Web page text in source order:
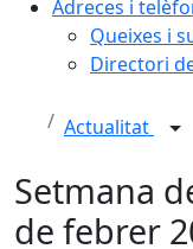
Adreces i
Queixes i
Directori
Actualitat
Setmana
de febrer